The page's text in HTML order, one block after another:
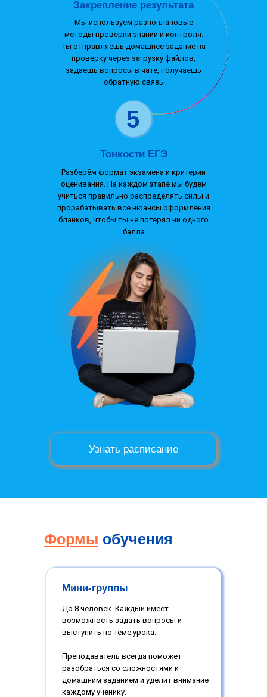
Узнать расписание
Мы используем разноплановые
методы проверки знаний и контроля.
Ты отправляешь домашнее задание на
проверку через загрузку файлов,
задаешь вопросы в чате, получаешь
обратную связь
Закрепление результата
5
Разберём формат экзамена и критерии
оценивания. На каждом этапе мы будем
учиться правильно распределять силы и
прорабатывать все нюансы оформления
бланков, чтобы ты не потерял ни одного
балла
Тонкости ЕГЭ
Формы обучения
До 8 человек. Каждый имеет
возможность задать вопросы и
выступить по теме урока.
Преподаватель всегда поможет
разобраться со сложностями и
домашним заданием и уделит внимание
каждому ученику.
Мини-группы